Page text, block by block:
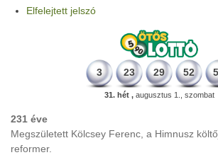
Elfelejtett jelszó
3 23 29 52
31. hét ,augusztus 1., szombat
231 éve
Megszületett Kölcsey Ferenc, a Himnusz
reformer.